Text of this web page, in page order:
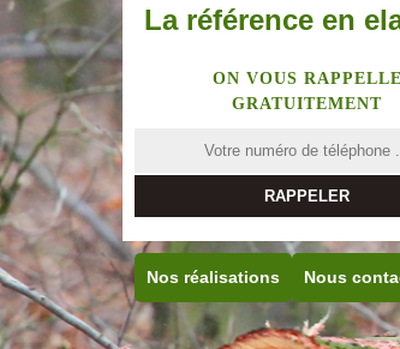
La référence en
ON VOUS RAPPELLE
GRATUITEMENT
Nos réalisations Nous